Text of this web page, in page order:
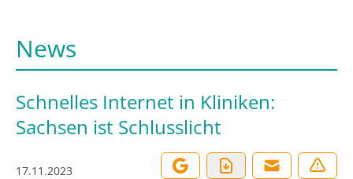
News
Schnelles Internet in Kliniken:
Sachsen ist Schlusslicht
17.11.2023